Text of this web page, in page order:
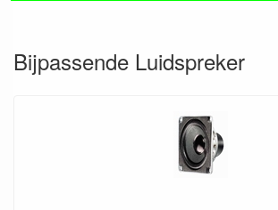
Bijpassende Luidspreker